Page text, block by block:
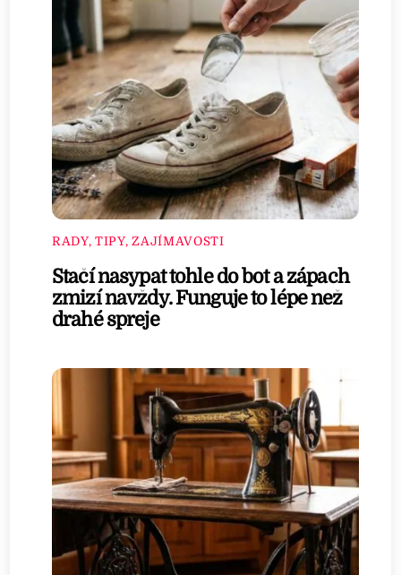
RADY, TIPY, ZAJÍMAVOSTI
Stačí nasypat tohle do bot a zápach
zmizí navždy. Funguje to lépe než
drahé spreje